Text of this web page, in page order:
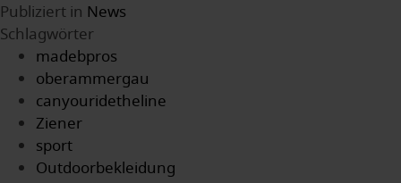
Publiziert in News
Schlagwörter
madebpros
oberammergau
canyouridetheline
Ziener
sport
Outdoorbekleidung